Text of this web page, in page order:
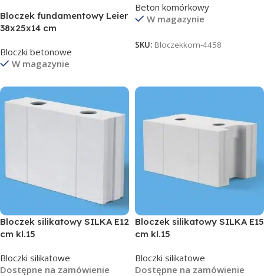
Bloczek fundamentowy Leier
38x25x14 cm
Bloczki betonowe
W magazynie
Beton komórkowy
W magazynie
SKU: Bloczekkom-4458
Bloczek silikatowy SILKA E12
cm kl.15
Bloczki silikatowe
Dostępne na zamówienie
Bloczek silikatowy SILKA E15
cm kl.15
Bloczki silikatowe
Dostępne na zamówienie